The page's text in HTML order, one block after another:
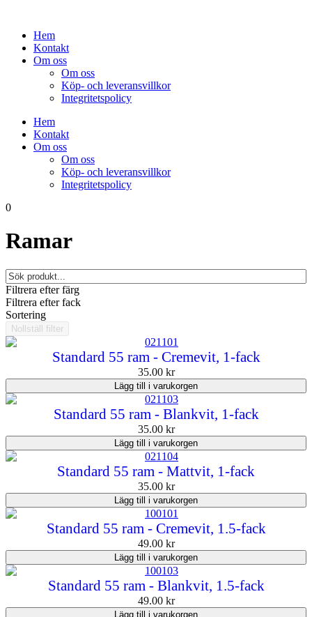
innehållHem
Kontakt
Om oss
Om oss
Köp- och leveransvillkor
Integritetspolicy
Hem
Kontakt
Om oss
Om oss
Köp- och leveransvillkor
Integritetspolicy
0
Ramar
Filtrera efter färg
Filtrera efter fack
Sortering
Nollställ filter
Standard 55 ram - Cremevit, 1-fack
35.00 kr
Lägg till i varukorgen
Standard 55 ram - Blankvit, 1-fack
35.00 kr
Lägg till i varukorgen
Standard 55 ram - Mattvit, 1-fack
35.00 kr
Lägg till i varukorgen
Standard 55 ram - Cremevit, 1.5-fack
49.00 kr
Lägg till i varukorgen
Standard 55 ram - Blankvit, 1.5-fack
49.00 kr
Lägg till i varukorgen